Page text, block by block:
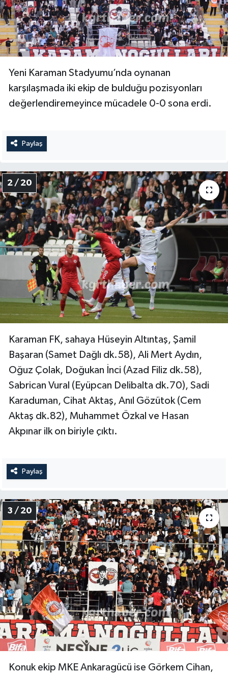
Yeni Karaman Stadyumu’nda oynanan
karşılaşmada iki ekip de bulduğu pozisyonları
değerlendiremeyince mücadele 0-0 sona erdi.
Paylaş
2 / 20
Karaman FK, sahaya Hüseyin Altıntaş, Şamil
Başaran (Samet Dağlı dk.58), Ali Mert Aydın,
Oğuz Çolak, Doğukan İnci (Azad Filiz dk.58),
Sabrican Vural (Eyüpcan Delibalta dk.70), Sadi
Karaduman, Cihat Aktaş, Anıl Gözütok (Cem
Aktaş dk.82), Muhammet Özkal ve Hasan
Akpınar ilk on biriyle çıktı.
Paylaş
3 / 20
Konuk ekip MKE Ankaragücü ise Görkem Cihan,